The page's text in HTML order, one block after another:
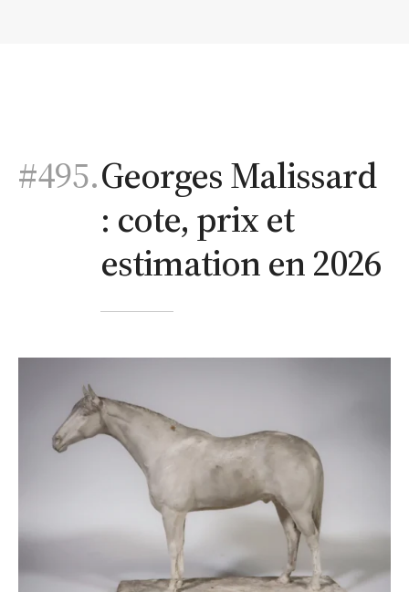
#495.Georges Malissard
: cote, prix et
estimation en 2026